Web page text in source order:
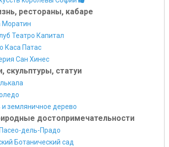
рестораны, кабаре
Моратин
Театро Капитал
Каса Патас
Сан Хинес
скульптуры, статуи
земляничное дерево
достопримечательности
дель-Прадо
Ботанический сад